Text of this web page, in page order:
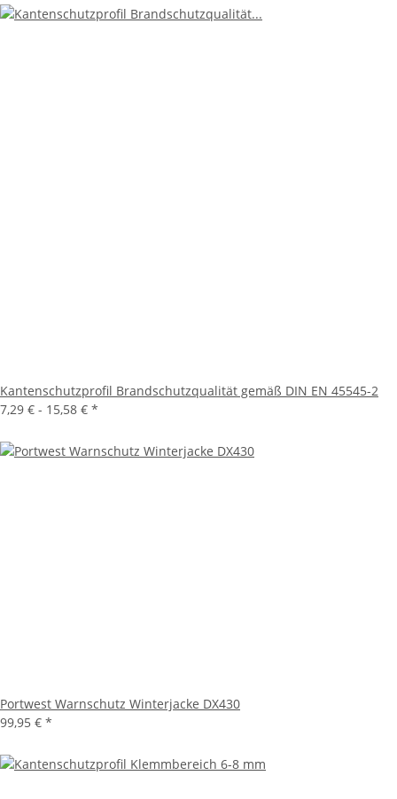
Kantenschutzprofil Brandschutzqualität gemäß DIN EN 45545-2
7,29 € - 15,58 € *
Portwest Warnschutz Winterjacke DX430
99,95 € *